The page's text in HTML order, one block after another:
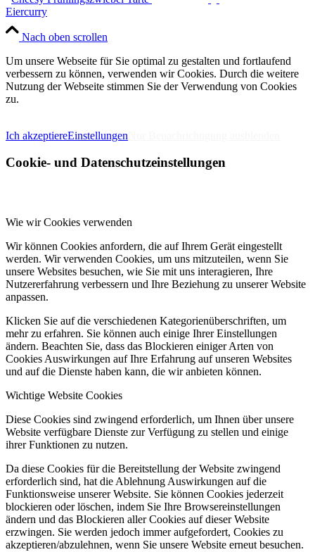
Eiercurry
Nach oben scrollen
Um unsere Webseite für Sie optimal zu gestalten und fortlaufend
verbessern zu können, verwenden wir Cookies. Durch die weitere
Nutzung der Webseite stimmen Sie der Verwendung von Cookies
zu.
Ich akzeptiereEinstellungen
Cookie- und Datenschutzeinstellungen
Wie wir Cookies verwenden
Wir können Cookies anfordern, die auf Ihrem Gerät eingestellt
werden. Wir verwenden Cookies, um uns mitzuteilen, wenn Sie
unsere Websites besuchen, wie Sie mit uns interagieren, Ihre
Nutzererfahrung verbessern und Ihre Beziehung zu unserer Website
anpassen.
Klicken Sie auf die verschiedenen Kategorienüberschriften, um
mehr zu erfahren. Sie können auch einige Ihrer Einstellungen
ändern. Beachten Sie, dass das Blockieren einiger Arten von
Cookies Auswirkungen auf Ihre Erfahrung auf unseren Websites
und auf die Dienste haben kann, die wir anbieten können.
Wichtige Website Cookies
Diese Cookies sind zwingend erforderlich, um Ihnen über unsere
Website verfügbare Dienste zur Verfügung zu stellen und einige
ihrer Funktionen zu nutzen.
Da diese Cookies für die Bereitstellung der Website zwingend
erforderlich sind, hat die Ablehnung Auswirkungen auf die
Funktionsweise unserer Website. Sie können Cookies jederzeit
blockieren oder löschen, indem Sie Ihre Browsereinstellungen
ändern und das Blockieren aller Cookies auf dieser Website
erzwingen. Sie werden jedoch immer aufgefordert, Cookies zu
akzeptieren/abzulehnen, wenn Sie unsere Website erneut besuchen.